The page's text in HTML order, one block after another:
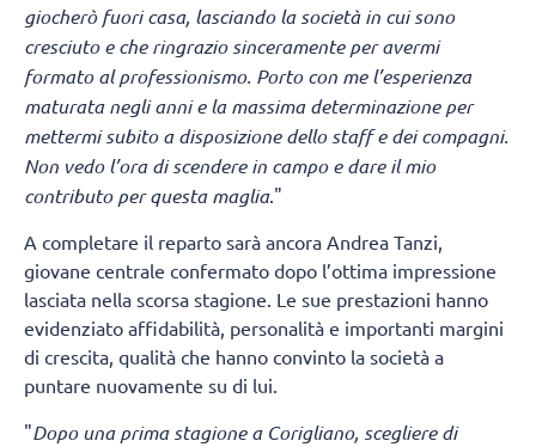
giocherò fuori casa, lasciando la società in cui sono
cresciuto e che ringrazio sinceramente per avermi
formato al professionismo. Porto con me l’esperienza
maturata negli anni e la massima determinazione per
mettermi subito a disposizione dello staff e dei compagni.
Non vedo l’ora di scendere in campo e dare il mio
contributo per questa maglia."
A completare il reparto sarà ancora Andrea Tanzi,
giovane centrale confermato dopo l’ottima impressione
lasciata nella scorsa stagione. Le sue prestazioni hanno
evidenziato affidabilità, personalità e importanti margini
di crescita, qualità che hanno convinto la società a
puntare nuovamente su di lui.
"Dopo una prima stagione a Corigliano, scegliere di